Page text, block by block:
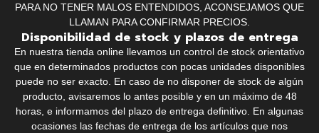
PARA NO TENER MALOS ENTENDIDOS, ACONSEJAMOS QUE
LLAMAN PARA CONFIRMAR PRECIOS.
Disponibilidad de stock y plazos de entrega
En nuestra tienda online llevamos un control de stock orientativo
que en determinados productos con pocas unidades disponibles
puede no ser exacto. En caso de no disponer de stock de algún
producto, avisaremos lo antes posible y en un máximo de 48
horas, e informamos del plazo de entrega definitivo. En algunas
ocasiones las fechas de entrega de los artículos que nos